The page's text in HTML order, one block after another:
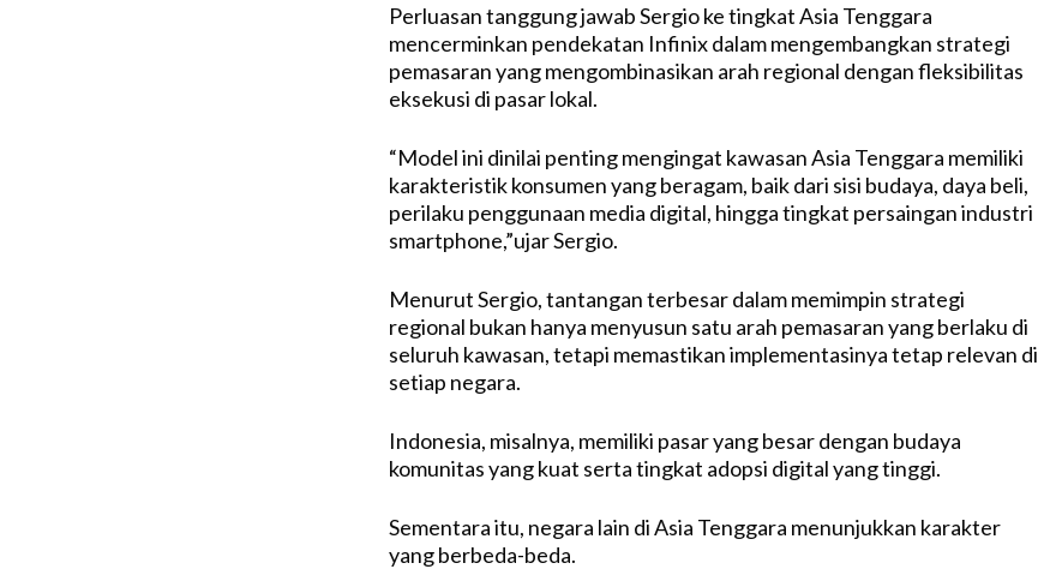
Perluasan tanggung jawab Sergio ke tingkat Asia Tenggara
mencerminkan pendekatan Infinix dalam mengembangkan strategi
pemasaran yang mengombinasikan arah regional dengan fleksibilitas
eksekusi di pasar lokal.
“Model ini dinilai penting mengingat kawasan Asia Tenggara memiliki
karakteristik konsumen yang beragam, baik dari sisi budaya, daya beli,
perilaku penggunaan media digital, hingga tingkat persaingan industri
smartphone,”ujar Sergio.
Menurut Sergio, tantangan terbesar dalam memimpin strategi
regional bukan hanya menyusun satu arah pemasaran yang berlaku di
seluruh kawasan, tetapi memastikan implementasinya tetap relevan di
setiap negara.
Indonesia, misalnya, memiliki pasar yang besar dengan budaya
komunitas yang kuat serta tingkat adopsi digital yang tinggi.
Sementara itu, negara lain di Asia Tenggara menunjukkan karakter
yang berbeda-beda.